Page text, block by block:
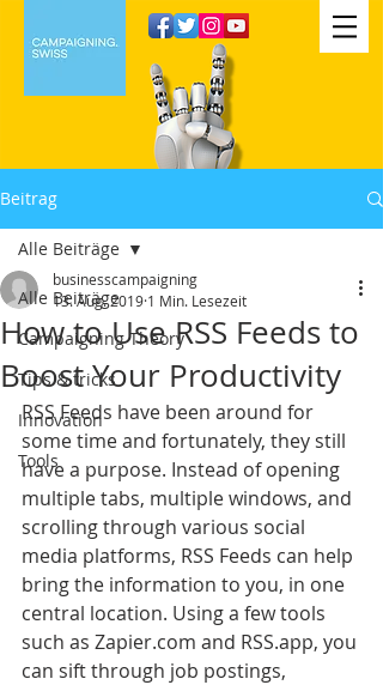
Beitrag
Alle Beiträge
Campaigning Theory
Tips & tricks
Innovation
Tools
Alle Beiträge
How to Use RSS Feeds to
Boost Your Productivity
businesscampaigning
13. Aug. 2019 1 Min. Lesezeit
RSS Feeds have been around for
some time and fortunately, they still
have a purpose. Instead of opening
multiple tabs, multiple windows, and
scrolling through various social
media platforms, RSS Feeds can help
bring the information to you, in one
central location. Using a few tools
such as Zapier.com and RSS.app, you
can sift through job postings,